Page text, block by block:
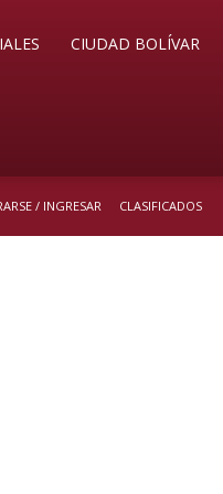
CIUDAD BOLÍVAR
/ INGRESAR CLASIFICADOS